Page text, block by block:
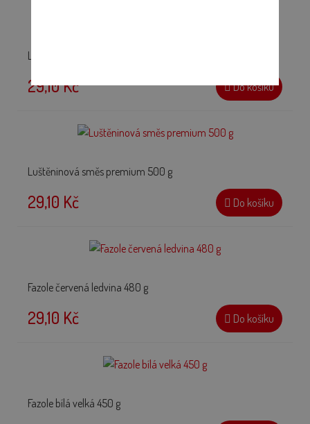
Luštěninová směs tradiční 500 g
29,10 Kč Do košíku
Luštěninová směs premium 500 g
29,10 Kč Do košíku
Fazole červená ledvina 480 g
29,10 Kč Do košíku
Fazole bílá velká 450 g